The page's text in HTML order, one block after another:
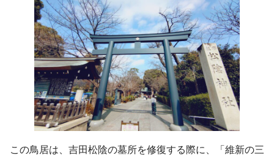
この鳥居は、吉田松陰の墓所を修復する際に、「維新の三